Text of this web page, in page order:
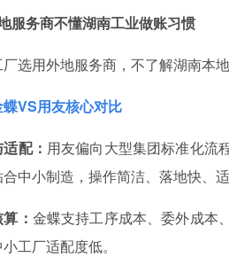
服务商不懂湖南工业做账习惯
选用外地服务商，不了解湖南本
VS用友核心对比
配： 用友偏向大型集团标准化流
中小制造，操作简洁、落地快、适
： 金蝶支持工序成本、委外成本
工厂适配度低。